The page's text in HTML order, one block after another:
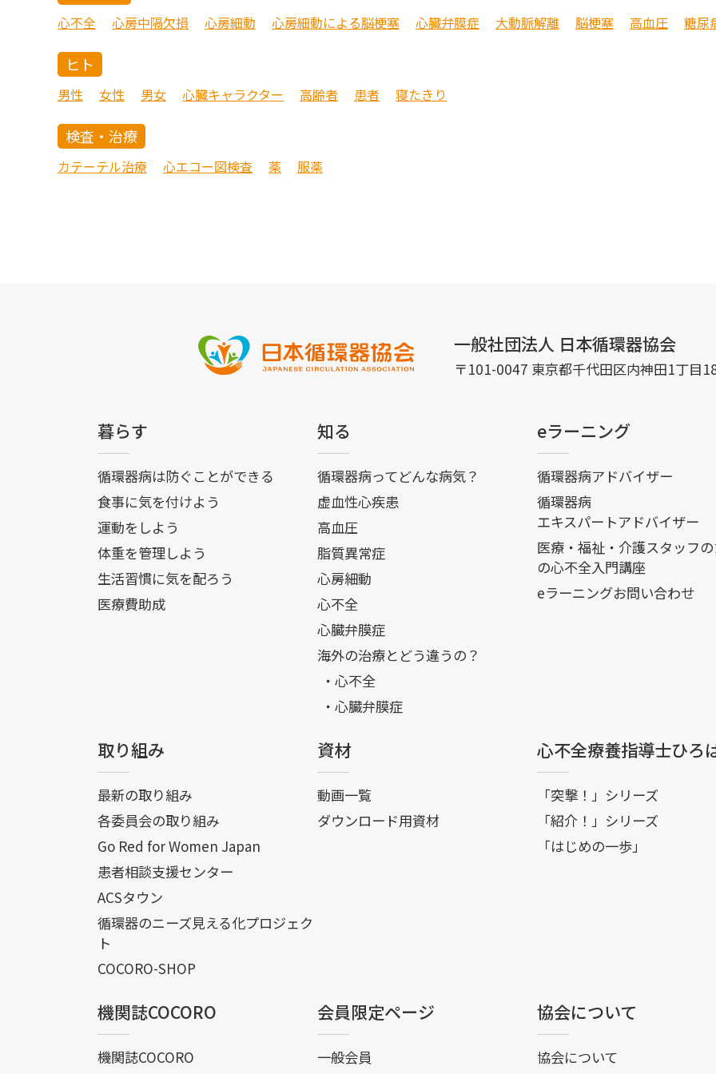
心不全 心房中隔欠損 心房細動 心房細動による脳梗塞 心臓弁膜症 大動脈解離 脳梗塞 高血圧 糖尿
ヒト
男性 女性 男女 心臓キャラクター 高齢者 患者 寝たきり
検査・治療
カテーテル治療 心エコー図検査 薬 服薬
一般社団法人 日本循環器協会
〒101-0047 東京都千代田区内神田1丁目
暮らす
循環器病は防ぐことができる
食事に気を付けよう
運動をしよう
体重を管理しよう
生活習慣に気を配ろう
医療費助成
知る
循環器病ってどんな病気？
虚血性心疾患
高血圧
脂質異常症
心房細動
心不全
心臓弁膜症
海外の治療とどう違うの？
・心不全
・心臓弁膜症
eラーニング
循環器病アドバイザー
循環器病
エキスパートアドバイザー
医療・福祉・介護スタッフ
の心不全入門講座
eラーニングお問い合わせ
取り組み
最新の取り組み
各委員会の取り組み
Go Red for Women Japan
患者相談支援センター
ACSタウン
循環器のニーズ見える化プロジェク
ト
COCORO-SHOP
資材
動画一覧
ダウンロード用資材
心不全療養指導士ひろ
「突撃！」シリーズ
「紹介！」シリーズ
「はじめの一歩」
機関誌COCORO
機関誌COCORO
会員限定ページ
一般会員
協会について
協会について